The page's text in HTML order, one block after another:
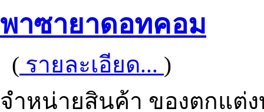
พาซายาดอทคอม
( รายละเอียด... )
จำหน่ายสินค้า ของตกแต่